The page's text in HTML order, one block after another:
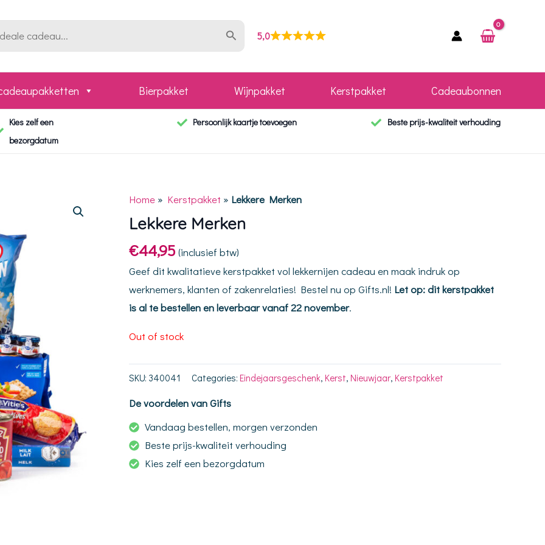
5,0
Bierpakket Wijnpakket Kerstpakket Cadeaubonnen
Kies zelf een
bezorgdatum
Persoonlijk kaartje toevoegen Beste prijs-kwaliteit verhouding
Home » Kerstpakket » Lekkere Merken
Lekkere Merken
€44,95 (inclusief btw)
Geef dit kwalitatieve kerstpakket vol lekkernijen cadeau en maak indruk op
werknemers, klanten of zakenrelaties! Bestel nu op Gifts.nl! Let op: dit kerstpakket
is al te bestellen en leverbaar vanaf 22 november.
Out of stock
SKU: 340041 Categories: Eindejaarsgeschenk, Kerst, Nieuwjaar, Kerstpakket
De voordelen van Gifts
Vandaag bestellen, morgen verzonden
Beste prijs-kwaliteit verhouding
Kies zelf een bezorgdatum